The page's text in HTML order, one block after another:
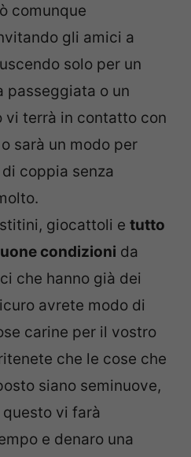
comunque
gli amici a
solo per un
passeggiata o un
vi terrà in contatto con
sarà un modo per
coppia senza
giocattoli e tutto
condizioni da
che hanno già dei
avrete modo di
carine per il vostro
che le cose che
siano seminuove,
vi farà
e denaro una